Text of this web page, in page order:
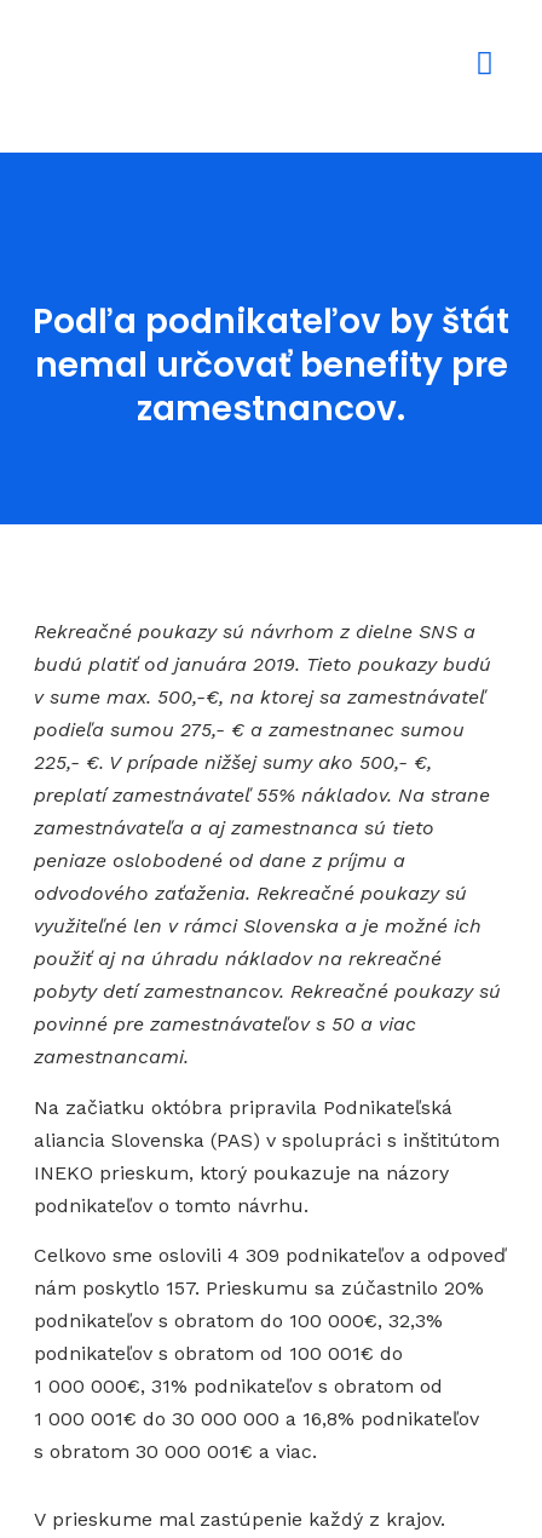
Podľa podnikateľov by štát
nemal určovať benefity pre
zamestnancov.
Rekreačné poukazy sú návrhom z dielne SNS a
budú platiť od januára 2019. Tieto poukazy budú
v sume max. 500,-€, na ktorej sa zamestnávateľ
podieľa sumou 275,- € a zamestnanec sumou
225,- €. V prípade nižšej sumy ako 500,- €,
preplatí zamestnávateľ 55% nákladov. Na strane
zamestnávateľa a aj zamestnanca sú tieto
peniaze oslobodené od dane z príjmu a
odvodového zaťaženia. Rekreačné poukazy sú
využiteľné len v rámci Slovenska a je možné ich
použiť aj na úhradu nákladov na rekreačné
pobyty detí zamestnancov. Rekreačné poukazy sú
povinné pre zamestnávateľov s 50 a viac
zamestnancami.
Na začiatku októbra pripravila Podnikateľská
aliancia Slovenska (PAS) v spolupráci s inštitútom
INEKO prieskum, ktorý poukazuje na názory
podnikateľov o tomto návrhu.
Celkovo sme oslovili 4 309 podnikateľov a odpoveď
nám poskytlo 157. Prieskumu sa zúčastnilo 20%
podnikateľov s obratom do 100 000€, 32,3%
podnikateľov s obratom od 100 001€ do
1 000 000€, 31% podnikateľov s obratom od
1 000 001€ do 30 000 000 a 16,8% podnikateľov
s obratom 30 000 001€ a viac.
V prieskume mal zastúpenie každý z krajov.